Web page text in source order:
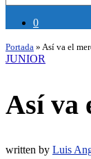
0
Portada » Así va el
JUNIOR
Así va
written by Luis